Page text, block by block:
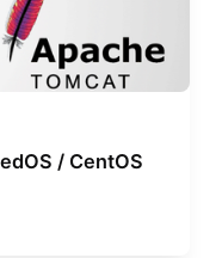
/ CentOS